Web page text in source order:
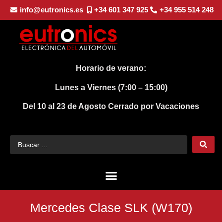
info@eutronics.es +34 601 347 925 +34 955 514 248
Horario de verano:
Lunes a Viernes (7:00 – 15:00)
Del 10 al 23 de Agosto Cerrado por Vacaciones
Mercedes Clase SLK (W170)